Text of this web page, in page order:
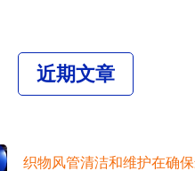
近期文章
织物风管清洁和维护在确